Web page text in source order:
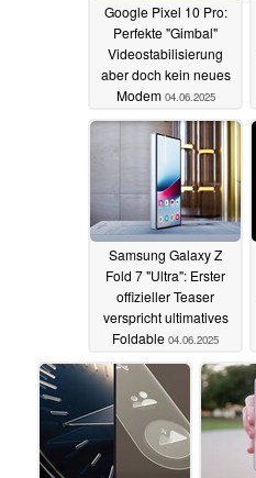
Google Pixel 10 Pro:
Perfekte "Gimbal"
Videostabilisierung
aber doch kein neues
Modem 04.06.2025
Samsung Galaxy Z
Fold 7 "Ultra": Erster
offizieller Teaser
verspricht ultimatives
Foldable 04.06.2025